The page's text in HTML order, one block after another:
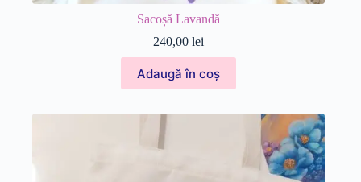
Sacoșă Lavandă
240,00lei
Adaugă în coș